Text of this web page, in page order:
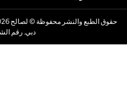
Dresses
Occasionwear
Sets & Outfits
دبي. رقم الشركة